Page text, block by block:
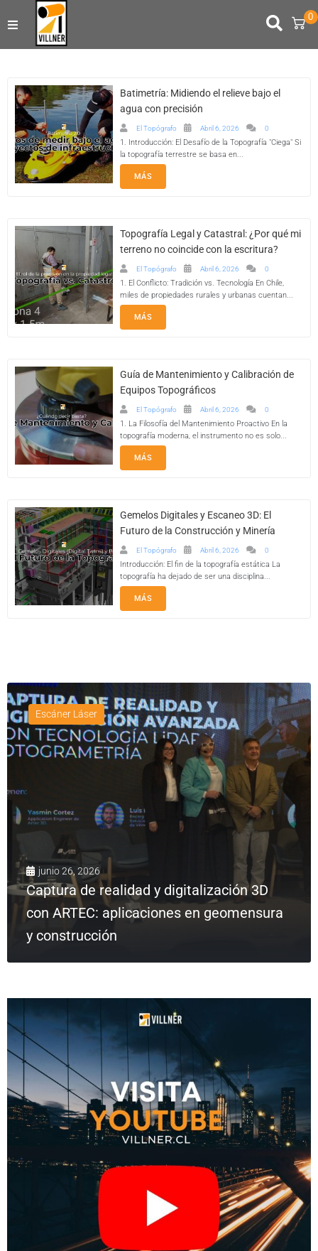
ARRIENDOS
USADOS
SERVICIOS DE INGENIERÍA
SERVICIO TÉCNICO
SOPORTE
0
Batimetría: Midiendo el relieve bajo el
agua con precisión
El Topógrafo Abril 6, 2026 0
1. Introducción: El Desafío de la Topografía "Ciega" Si
la topografía terrestre se basa en...
MÁS
Topografía Legal y Catastral: ¿Por qué mi
terreno no coincide con la escritura?
El Topógrafo Abril 6, 2026 0
1. El Conflicto: Tradición vs. Tecnología En Chile,
miles de propiedades rurales y urbanas cuentan...
MÁS
Guía de Mantenimiento y Calibración de
Equipos Topográficos
El Topógrafo Abril 6, 2026 0
1. La Filosofía del Mantenimiento Proactivo En la
topografía moderna, el instrumento no es solo...
MÁS
Gemelos Digitales y Escaneo 3D: El
Futuro de la Construcción y Minería
El Topógrafo Abril 6, 2026 0
Introducción: El fin de la topografía estática La
topografía ha dejado de ser una disciplina...
MÁS
Escáner Láser
junio 26, 2026
Captura de realidad y digitalización 3D
con ARTEC: aplicaciones en geomensura
y construcción